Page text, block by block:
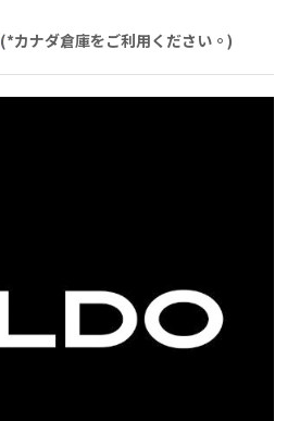
(*カナダ倉庫をご利用ください。)